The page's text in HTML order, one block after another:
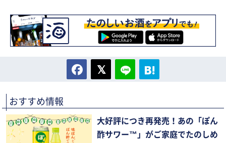
おすすめ情報
大好評につき再発売！あの「ぽん
酢サワー™」がご家庭でたのしめ